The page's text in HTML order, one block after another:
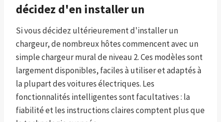
décidez d'en installer un
Si vous décidez ultérieurement d'installer un
chargeur, de nombreux hôtes commencent avec un
simple chargeur mural de niveau 2. Ces modèles sont
largement disponibles, faciles à utiliser et adaptés à
la plupart des voitures électriques. Les
fonctionnalités intelligentes sont facultatives : la
fiabilité et les instructions claires comptent plus que